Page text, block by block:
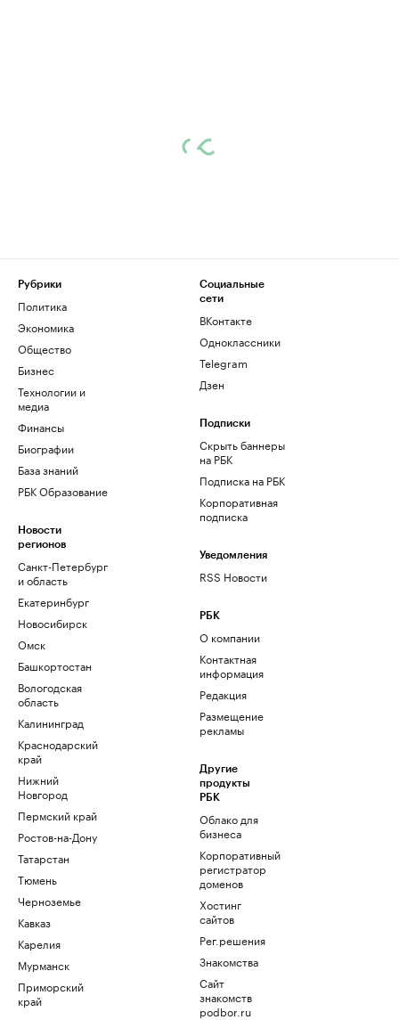
Рубрики
Политика
Экономика
Общество
Бизнес
Технологии и
медиа
Финансы
Биографии
База знаний
РБК Образование
Новости
регионов
Санкт-Петербург
и область
Екатеринбург
Новосибирск
Омск
Башкортостан
Вологодская
область
Калининград
Краснодарский
край
Нижний
Новгород
Пермский край
Ростов-на-Дону
Татарстан
Тюмень
Черноземье
Кавказ
Карелия
Мурманск
Приморский
край
Социальные
сети
ВКонтакте
Одноклассники
Telegram
Дзен
Подписки
Скрыть баннеры
на РБК
Подписка на РБК
Корпоративная
подписка
Уведомления
RSS Новости
РБК
О компании
Контактная
информация
Редакция
Размещение
рекламы
Другие
продукты
РБК
Облако для
бизнеса
Корпоративный
регистратор
доменов
Хостинг
сайтов
Рег.решения
Знакомства
Сайт
знакомств
podbor.ru